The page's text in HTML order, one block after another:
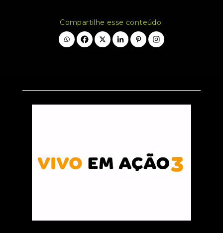
Compartilhe esse conteúdo: